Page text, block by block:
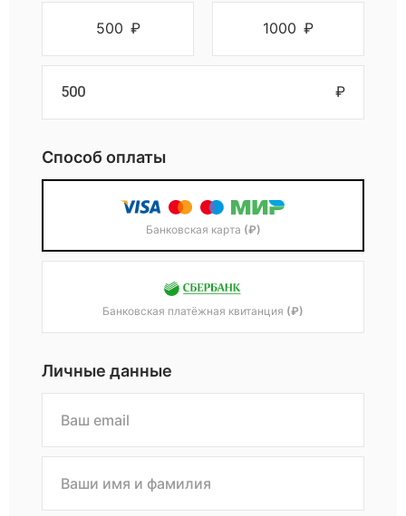
500 ₽ 1000 ₽
₽
Способ оплаты
Банковская карта (₽)
Банковская платёжная квитанция (₽)
Личные данные